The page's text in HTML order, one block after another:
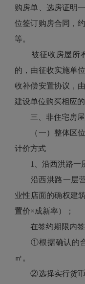
购房单、选房证明
位签订购房合同，
等。
被征收房屋所有
的，由征收实施单
收补偿安置协议，
建设单位购买相应
三、非住宅房屋
（一）整体区位
计价方式
1、沿西洪路一
沿西洪路一层营
业性店面的确权建
置价×成新率）；
在签约期限内签
①根据确认的合
㎡。
②选择实行货币